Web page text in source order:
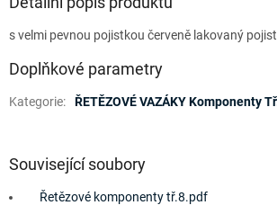
s velmi pevnou pojistkou červeně lakovaný
Doplňkové parametry
Kategorie: ŘETĚZOVÉ VAZÁKY Komponenty
Související soubory
Řetězové komponenty tř.8.pdf